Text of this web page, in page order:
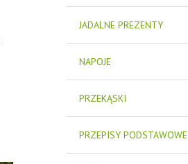
JADALNE PREZENTY
NAPOJE
PRZEKĄSKI
PRZEPISY PODSTAWOWE